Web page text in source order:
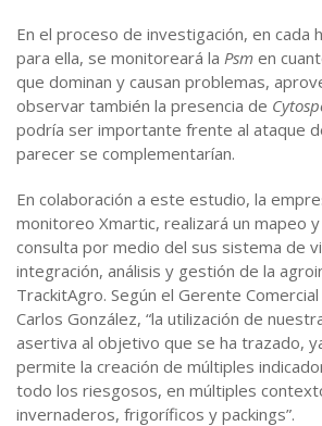
En el proceso de investigación, en cada
para ella, se monitoreará la Psm en
que dominan y causan problemas,
observar también la presencia de
podría ser importante frente al ataque
parecer se complementarían.
En colaboración a este estudio, la
monitoreo Xmartic, realizará un mapeo
consulta por medio del sus sistema de
integración, análisis y gestión de la
TrackitAgro. Según el Gerente
Carlos González, “la utilización de
asertiva al objetivo que se ha trazado,
permite la creación de múltiples
todo los riesgosos, en múltiples
invernaderos, frigoríficos y packings”.